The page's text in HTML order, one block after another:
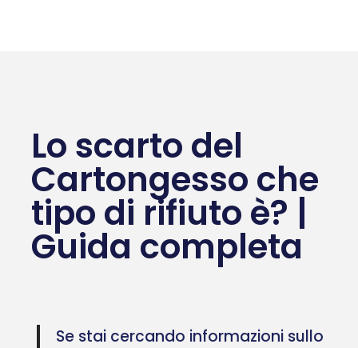
Lo scarto del
Cartongesso che
tipo di rifiuto è? |
Guida completa
Se stai cercando informazioni sullo